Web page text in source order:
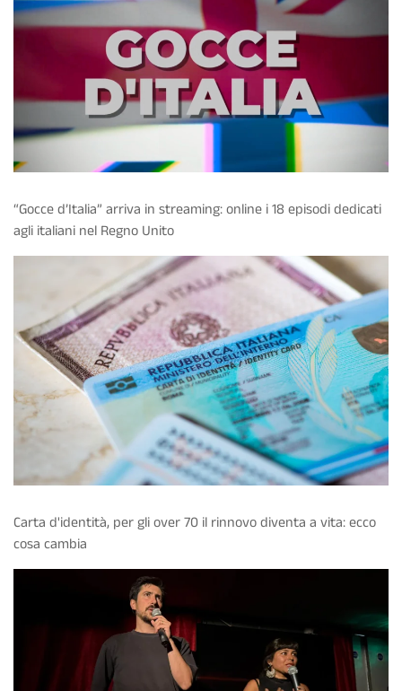
“Gocce d’Italia” arriva in streaming: online i 18 episodi dedicati
agli italiani nel Regno Unito
Carta d'identità, per gli over 70 il rinnovo diventa a vita: ecco
cosa cambia